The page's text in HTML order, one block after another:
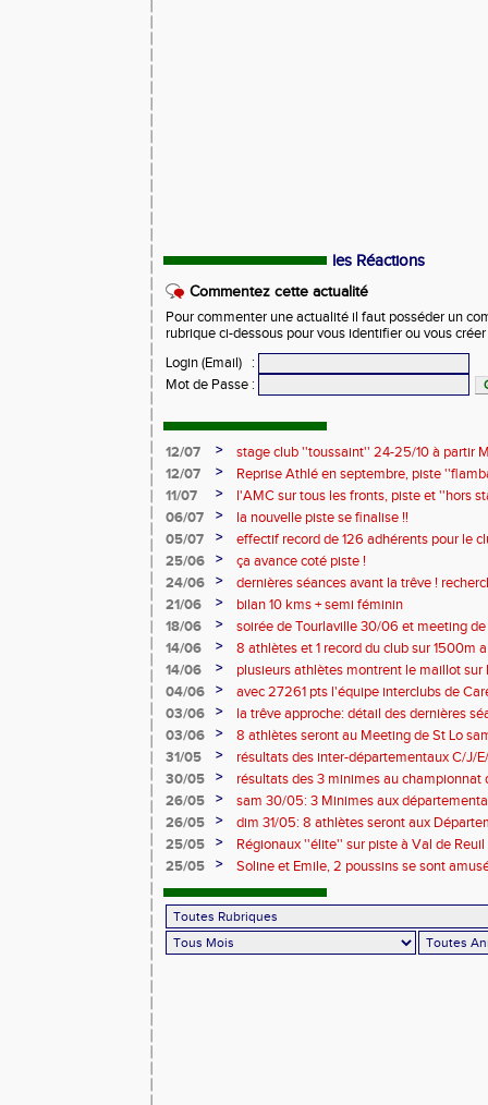
les Réactions
Commentez cette actualité
Pour commenter une actualité il faut posséder un
rubrique ci-dessous pour vous identifier ou vous
Login (Email)
:
Mot de Passe :
12/07 >
stage club ''toussaint'' 24-25/10 à partir
12/07
>
Reprise Athlé en septembre, piste
complètes !!
11/07 >
l'AMC sur tous les fronts, piste et ''hors
06/07
>
la nouvelle piste se finalise !!
05/07
>
effectif record de 126 adhérents pour le
25/06
>
ça avance coté piste !
24/06
>
dernières séances avant la trêve !
2026/2027 !
21/06 >
bilan 10 kms + semi féminin
18/06
>
soirée de Tourlaville 30/06 et meeting
inscriptions
14/06 >
8 athlètes et 1 record du club sur 1500m
14/06
>
plusieurs athlètes montrent le maillot sur
04/06
>
avec 27261 pts l'équipe interclubs de
!!
03/06 >
la trêve approche: détail des dernières
entraineurs pour saison 2026/2027 !
03/06 >
8 athlètes seront au Meeting de St Lo
31/05
>
résultats des inter-départementaux C/J/
30/05
>
résultats des 3 minimes au championnat
26/05
>
sam 30/05: 3 Minimes aux
horaires modifiées !!
26/05 >
dim 31/05: 8 athlètes seront aux
à Caen !
25/05 >
Régionaux ''élite'' sur piste à Val de
conditions de participation
25/05 > Soline et Emile, 2 poussins se sont